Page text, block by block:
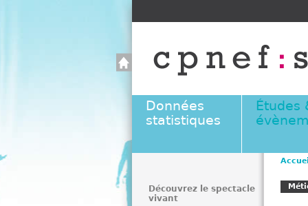
Données
statistiques
Études
Accueil
Découvrez le spectacle
vivant